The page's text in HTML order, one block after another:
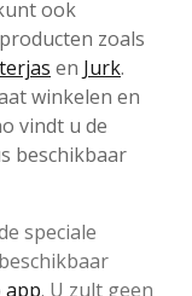
ook
zoals
en Jurk.
winkelen en
vindt u de
beschikbaar
speciale
app. U zult geen